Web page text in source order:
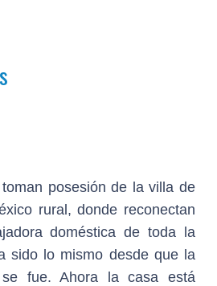
posesión de la villa de
rural, donde reconectan
doméstica de toda la
sido lo mismo desde que la
fue. Ahora la casa está